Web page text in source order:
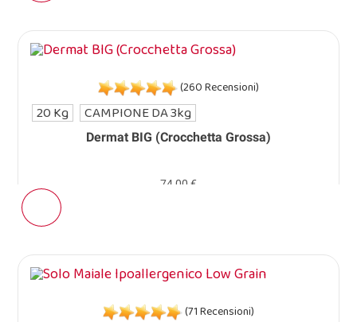
Dermat BIG (Crocchetta Grossa)
(260 Recensioni)
74,00 €
20 Kg CAMPIONE DA 3kg
(71 Recensioni)